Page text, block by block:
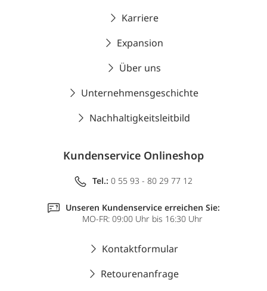
Karriere
Expansion
Über uns
Unternehmensgeschichte
Nachhaltigkeitsleitbild
Kundenservice Onlineshop
Tel.: 0 55 93 - 80 29 77 12
Unseren Kundenservice erreichen Sie:
MO-FR: 09:00 Uhr bis 16:30 Uhr
Kontaktformular
Retourenanfrage